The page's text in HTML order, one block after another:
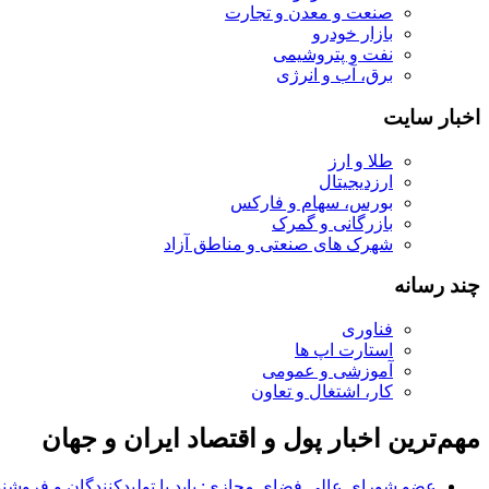
صنعت و معدن و تجارت
بازار خودرو
نفت و پتروشیمی
برق، آب و انرژی
اخبار سایت
طلا و ارز
ارزدیجیتال
بورس، سهام و فارکس
بازرگانی و گمرک
شهرک های صنعتی و مناطق آزاد
چند رسانه
فناوری
استارت اپ ها
آموزشی و عمومی
کار، اشتغال و تعاون
مهم‌ترین اخبار پول و اقتصاد ایران و جهان